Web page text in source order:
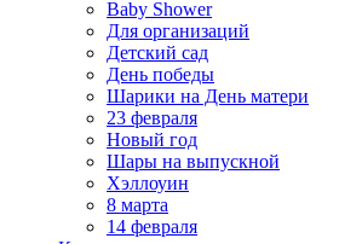
Baby Shower
Для организаций
Детский сад
День победы
Шарики на День матери
23 февраля
Новый год
Шары на выпускной
Хэллоуин
8 марта
14 февраля